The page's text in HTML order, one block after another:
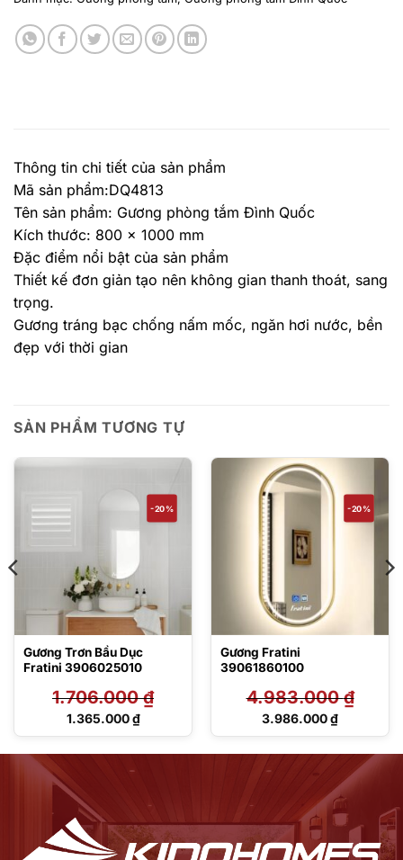
Thông tin chi tiết của sản phẩm
Mã sản phẩm:DQ4813
Tên sản phẩm: Gương phòng tắm Đình Quốc
Kích thước: 800 x 1000 mm
Đặc điểm nổi bật của sản phẩm
Thiết kế đơn giản tạo nên không gian thanh thoát, sang
trọng.
Gương tráng bạc chống nấm mốc, ngăn hơi nước, bền
đẹp với thời gian
SẢN PHẨM TƯƠNG TỰ
-20%
Gương Trơn Bầu Dục
Fratini 3906025010
1.706.000₫
Giá
1.365.000₫
Giá
-20%
Gương Fratini
39061860100
4.983.000₫
Giá
4.983.000 ₫.
3.986.000₫
Giá
3.986.000 ₫.